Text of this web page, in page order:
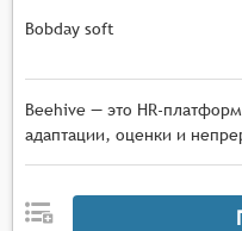
Bobday soft
Beehive — это HR-
адаптации, оценки и